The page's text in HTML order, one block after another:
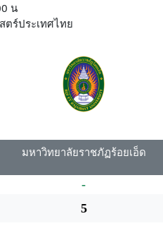
น
ร์ประเทศไทย
มหาวิทยาลัยราชภัฏร้อยเอ็ด
-
5